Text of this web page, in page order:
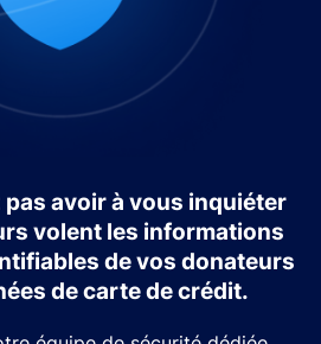
avoir à vous inquiéter
volent les informations
de vos donateurs
de carte de crédit.